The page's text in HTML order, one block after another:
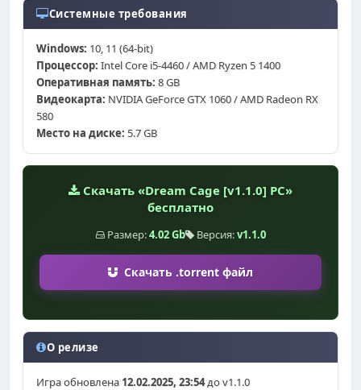
Системные требования
Windows: 10, 11 (64-bit)
Процессор: Intel Core i5-4460 / AMD Ryzen 5 1400
Оперативная память: 8 GB
Видеокарта: NVIDIA GeForce GTX 1060 / AMD Radeon RX
580
Место на диске: 5.7 GB
Скачать «Dream Cage [v1.1.0] PC»
бесплатно
Размер:4.02 Gb Версия:v1.1.0
Скачать .torrent файл
О релизе
Игра обновлена 12.02.2025, 23:54до v1.1.0